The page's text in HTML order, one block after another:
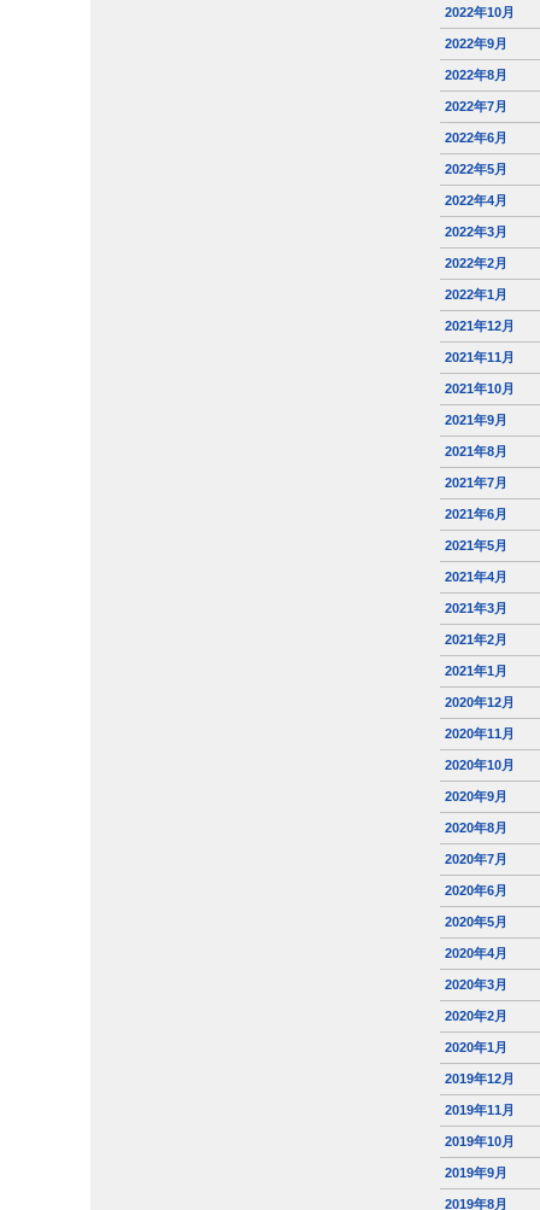
2022年10月
2022年9月
2022年8月
2022年7月
2022年6月
2022年5月
2022年4月
2022年3月
2022年2月
2022年1月
2021年12月
2021年11月
2021年10月
2021年9月
2021年8月
2021年7月
2021年6月
2021年5月
2021年4月
2021年3月
2021年2月
2021年1月
2020年12月
2020年11月
2020年10月
2020年9月
2020年8月
2020年7月
2020年6月
2020年5月
2020年4月
2020年3月
2020年2月
2020年1月
2019年12月
2019年11月
2019年10月
2019年9月
2019年8月